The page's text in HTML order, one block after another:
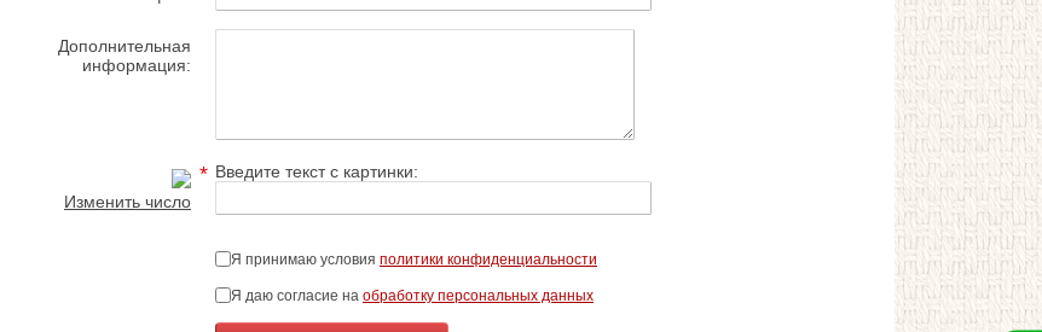
Дополнительная
информация:
Изменить число
* Введите текст с картинки:
Я принимаю условия политики конфиденциальности
Я даю согласие на обработку персональных данных